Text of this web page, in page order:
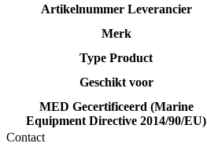
Artikelnummer Leverancier
Merk
Type Product
Geschikt voor
MED Gecertificeerd (Marine
Equipment Directive 2014/90/EU)
Contact